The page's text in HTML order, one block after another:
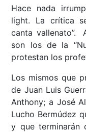
Hace nada
light. La crítica
canta vallenato”.
son los de la
protestan los
Los mismos que
de Juan Luis
Anthony; a José
Lucho Bermúdez
y que terminarán